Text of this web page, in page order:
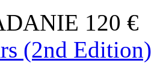
120 €
(2nd Edition)